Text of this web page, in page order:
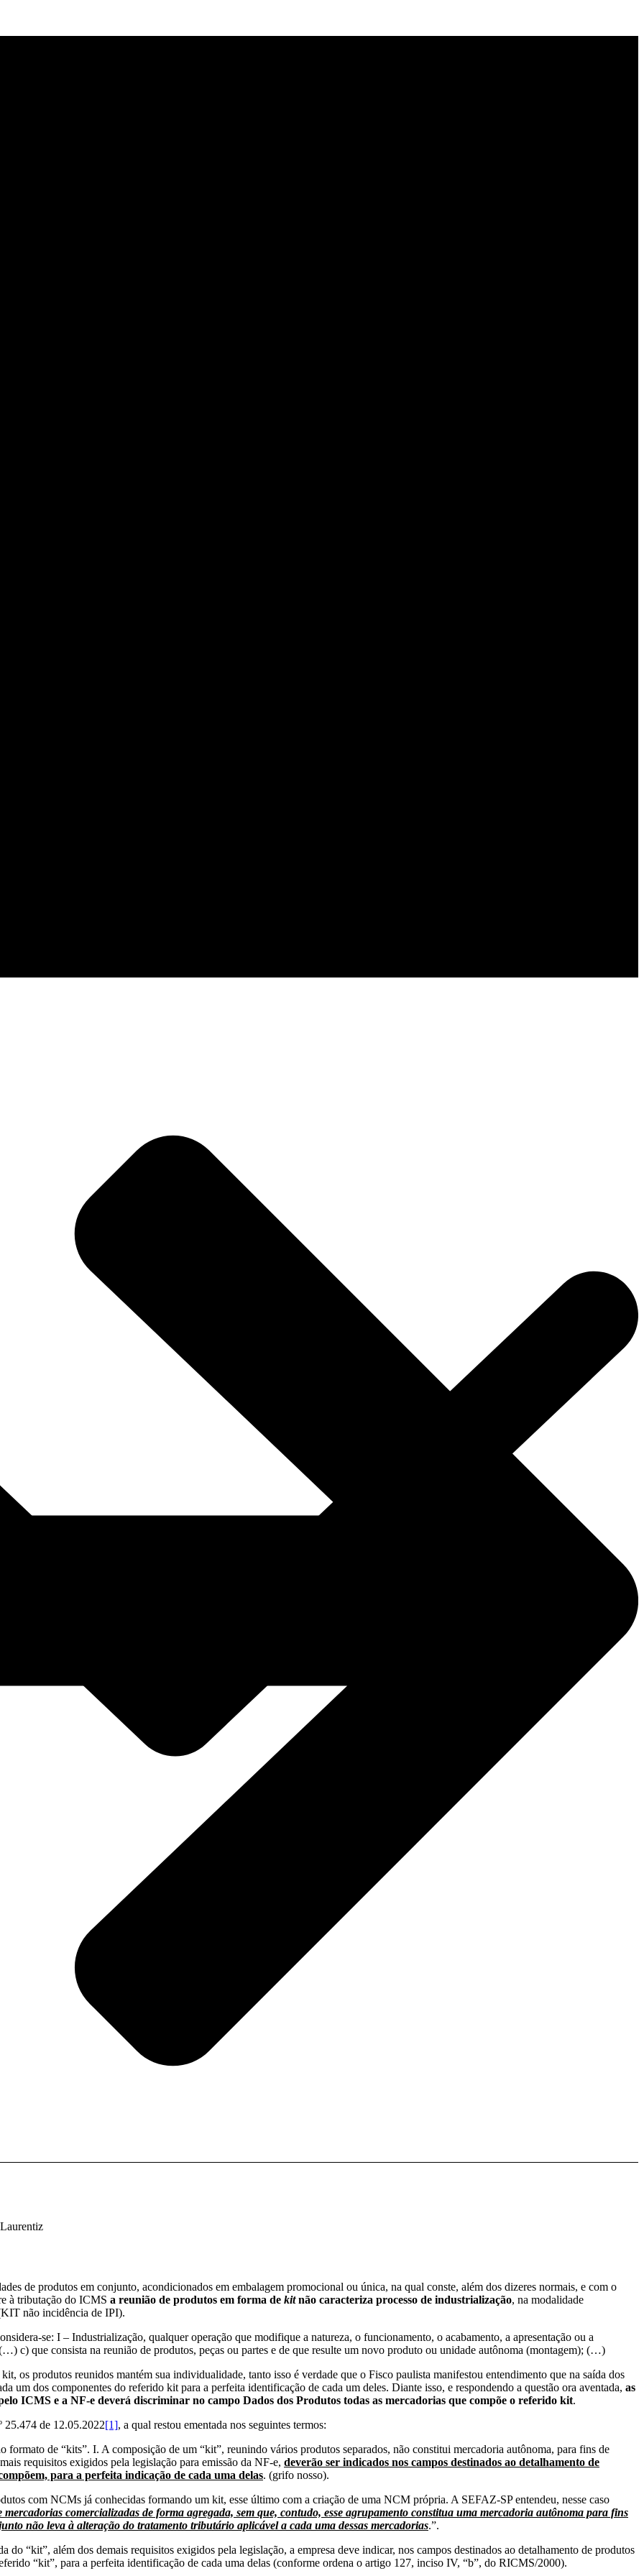
de produtos em conjunto, acondicionados em embalagem promocional ou única, na qual conste, além dos dizeres normais, e com o
à tributação do ICMS a reunião de produtos em forma de kitnão caracteriza processo de industrialização, na modalidade
não incidência de IPI).
se: I – Industrialização, qualquer operação que modifique a natureza, o funcionamento, o acabamento, a apresentação ou a
c) que consista na reunião de produtos, peças ou partes e de que resulte um novo produto ou unidade autônoma (montagem); (…)
os produtos reunidos mantém sua individualidade, tanto isso é verdade que o Fisco paulista manifestou entendimento que na saída dos
um dos componentes do referido kit para a perfeita identificação de cada um deles. Diante isso, e respondendo a questão ora aventada, as
ICMS e a NF-e deverá discriminar no campo Dados dos Produtos todas as mercadorias que compõe o referido kit.
25.474 de 12.05.2022[1], a qual restou ementada nos seguintes termos:
de “kits”. I. A composição de um “kit”, reunindo vários produtos separados, não constitui mercadoria autônoma, para fins de
requisitos exigidos pela legislação para emissão da NF-e, deverão ser indicados nos campos destinados ao detalhamento de
para a perfeita indicação de cada uma delas. (grifo nosso).
com NCMs já conhecidas formando um kit, esse último com a criação de uma NCM própria. A SEFAZ-SP entendeu, nesse caso
comercializadas de forma agregada, sem que, contudo, esse agrupamento constitua uma mercadoria autônoma para fins
não leva à alteração do tratamento tributário aplicável a cada uma dessas mercadorias.”.
“kit”, além dos demais requisitos exigidos pela legislação, a empresa deve indicar, nos campos destinados ao detalhamento de produtos
“kit”, para a perfeita identificação de cada uma delas (conforme ordena o artigo 127, inciso IV, “b”, do RICMS/2000).